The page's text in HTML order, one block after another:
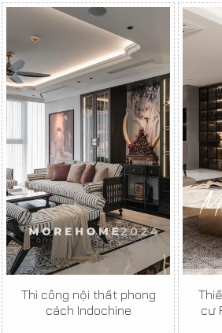
Thi công nội thất phong
cách Indochine
cư